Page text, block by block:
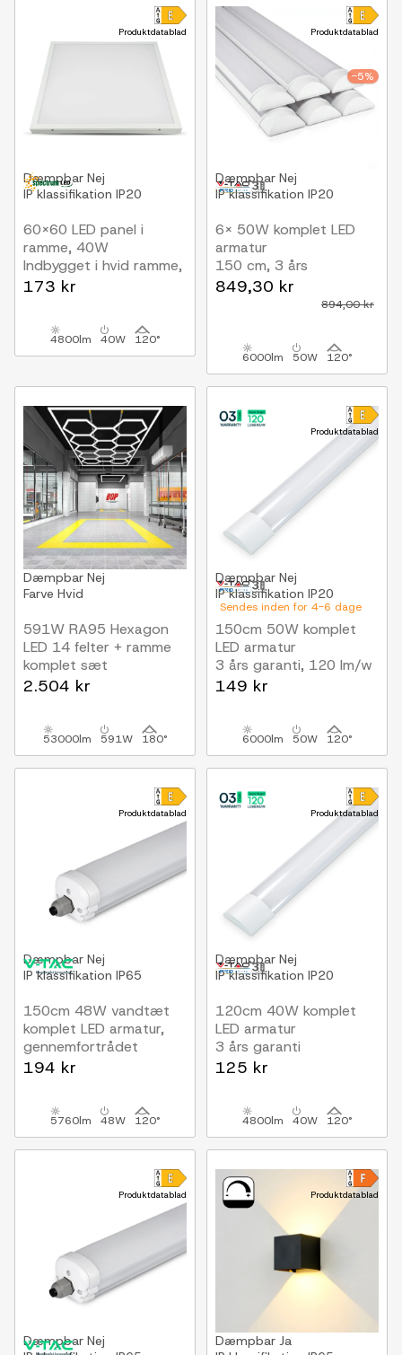
Produktdatablad
Dæmpbar Nej
IP klassifikation IP20
60x60 LED panel i
ramme, 40W
Indbygget i hvid ramme,
til direkte montering
173 kr
4800lm 40W 120°
Produktdatablad
-5%
Dæmpbar Nej
IP klassifikation IP20
6x 50W komplet LED
armatur
150 cm, 3 års
producentgaranti, 230V
849,30 kr
894,00 kr
6000lm 50W 120°
Dæmpbar Nej
Farve Hvid
591W RA95 Hexagon
LED 14 felter + ramme
komplet sæt
Inkl. strømtilslutning
2.504 kr
53000lm 591W 180°
Produktdatablad
Sendes inden for 4-6 dage
Dæmpbar Nej
IP klassifikation IP20
150cm 50W komplet
LED armatur
3 års garanti, 120 lm/w
149 kr
6000lm 50W 120°
Produktdatablad
Dæmpbar Nej
IP klassifikation IP65
150cm 48W vandtæt
komplet LED armatur,
gennemfortrådet
5760lm, 120lm/W, IP65
194 kr
5760lm 48W 120°
Produktdatablad
Dæmpbar Nej
IP klassifikation IP20
120cm 40W komplet
LED armatur
3 års garanti
125 kr
4800lm 40W 120°
Produktdatablad
Dæmpbar Nej
Produktdatablad
Dæmpbar Ja